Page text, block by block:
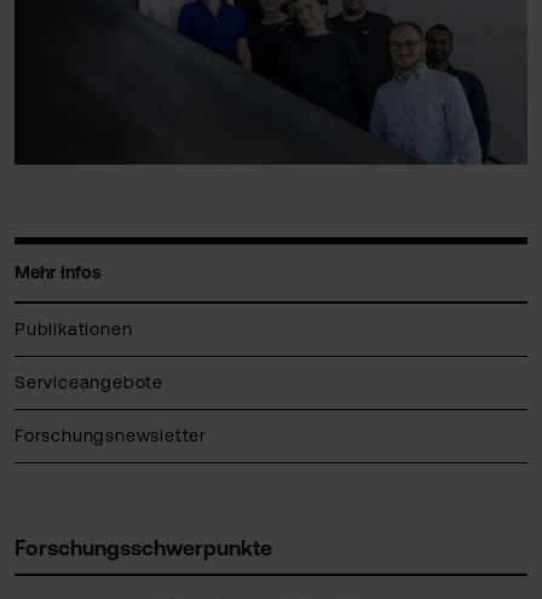
Mehr Infos
Publikationen
Serviceangebote
Forschungsnewsletter
Forschungsschwerpunkte